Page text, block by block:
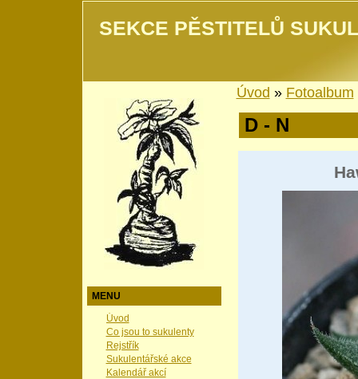
SEKCE PĚSTITELŮ
MENU
Úvod
Co jsou to sukulenty
Rejstřík
Sukulentářské akce
Kalendář akcí
Úvod » Fotoalbum
D - N